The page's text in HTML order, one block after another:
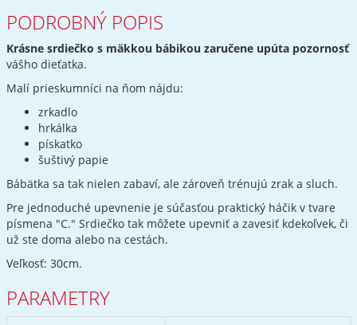
PODROBNÝ POPIS
Krásne srdiečko s mäkkou bábikou zaručene upúta pozornosť
vášho dieťatka.
Malí prieskumníci na ňom nájdu:
zrkadlo
hrkálka
pískatko
šuštivý papie
Bábätka sa tak nielen zabaví, ale zároveň trénujú zrak a sluch.
Pre jednoduché upevnenie je súčasťou praktický háčik v tvare
písmena "C." Srdiečko tak môžete upevniť a zavesiť kdekoľvek, či
už ste doma alebo na cestách.
Veľkosť: 30cm.
PARAMETRY